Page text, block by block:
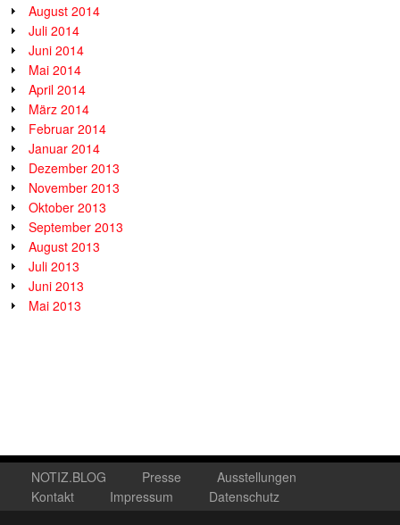
August 2014
Juli 2014
Juni 2014
Mai 2014
April 2014
März 2014
Februar 2014
Januar 2014
Dezember 2013
November 2013
Oktober 2013
September 2013
August 2013
Juli 2013
Juni 2013
Mai 2013
NOTIZ.BLOG Presse
Ausstellungen
Kontakt
Impressum Datenschutz